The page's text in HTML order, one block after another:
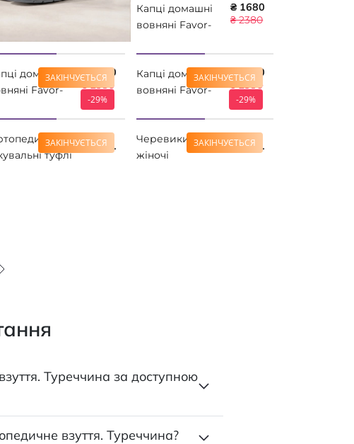
Капці домашні
вовняні Favor-
Comfortfusse
₴ 1680
₴ 2380
ЗАКІНЧУЄТЬСЯ
-29%
домашні
Favor-
₴ 1680
₴ 2380
ЗАКІНЧУЄТЬСЯ
-29%
Капці домашні
вовняні Favor-
Comfortfusse
₴ 1680
₴ 2380
ЗАКІНЧУЄТЬСЯ
туфлі
₴ 2381 ЗАКІНЧУЄТЬСЯ
Черевики
жіночі
₴ 2381
Туреччина за доступною
взуття. Туреччина?